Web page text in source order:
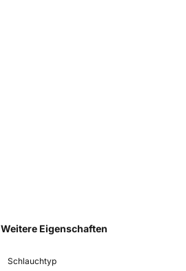
Weitere Eigenschaften
Schlauchtyp